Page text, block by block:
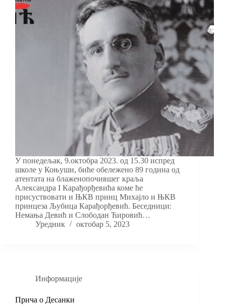
У понедељак, 9.октобра 2023. од 15.30 испред
школе у Коњуши, биће обележено 89 година од
атентата на блаженопочившег краља
Александра I Карађорђевића коме ће
присуствовати и ЊКВ принц Михајло и ЊКВ
принцеза Љубица Карађорђевић. Беседници:
Немања Девић и Слободан Ћировић…
Уредник
октобар 5, 2023
Информације
Прича о Десанки